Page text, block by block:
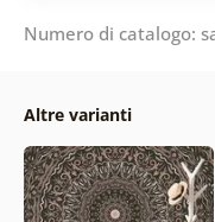
Numero di catalogo:
Altre varianti